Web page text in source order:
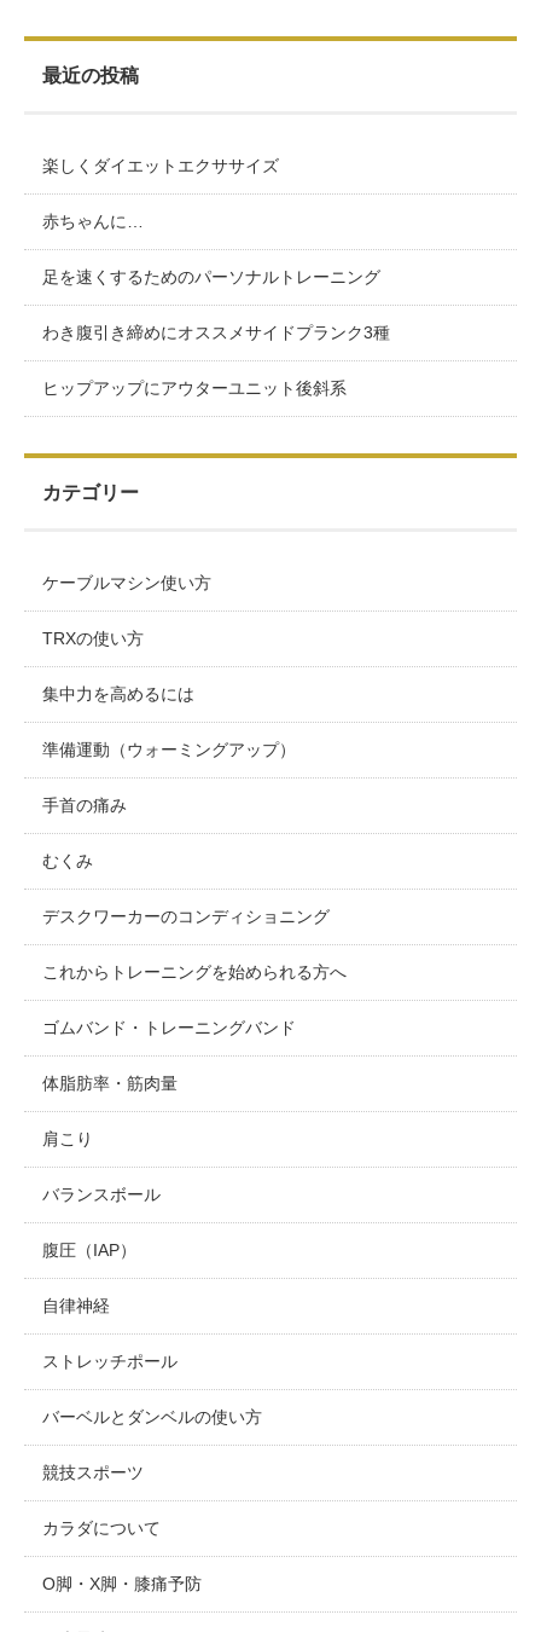
最近の投稿
楽しくダイエットエクササイズ
赤ちゃんに…
足を速くするためのパーソナルトレーニング
わき腹引き締めにオススメサイドプランク3種
ヒップアップにアウターユニット後斜系
カテゴリー
ケーブルマシン使い方
TRXの使い方
集中力を高めるには
準備運動（ウォーミングアップ）
手首の痛み
むくみ
デスクワーカーのコンディショニング
これからトレーニングを始められる方へ
ゴムバンド・トレーニングバンド
体脂肪率・筋肉量
肩こり
バランスボール
腹圧（IAP）
自律神経
ストレッチポール
バーベルとダンベルの使い方
競技スポーツ
カラダについて
O脚・X脚・膝痛予防